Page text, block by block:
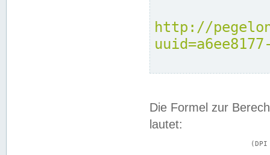
http://
Die Formel zur
lautet: